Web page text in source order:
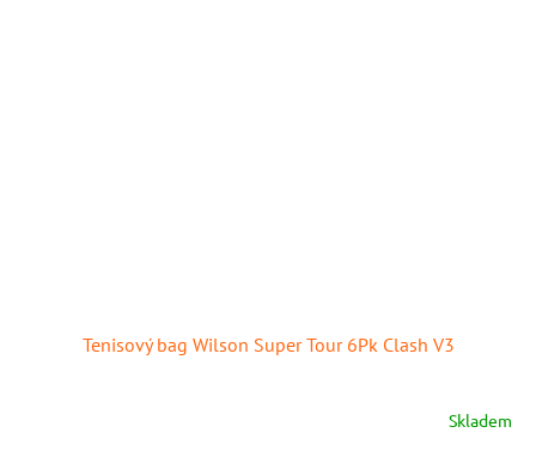
Tenisový bag Wilson Super Tour 6Pk Clash V3
Skladem